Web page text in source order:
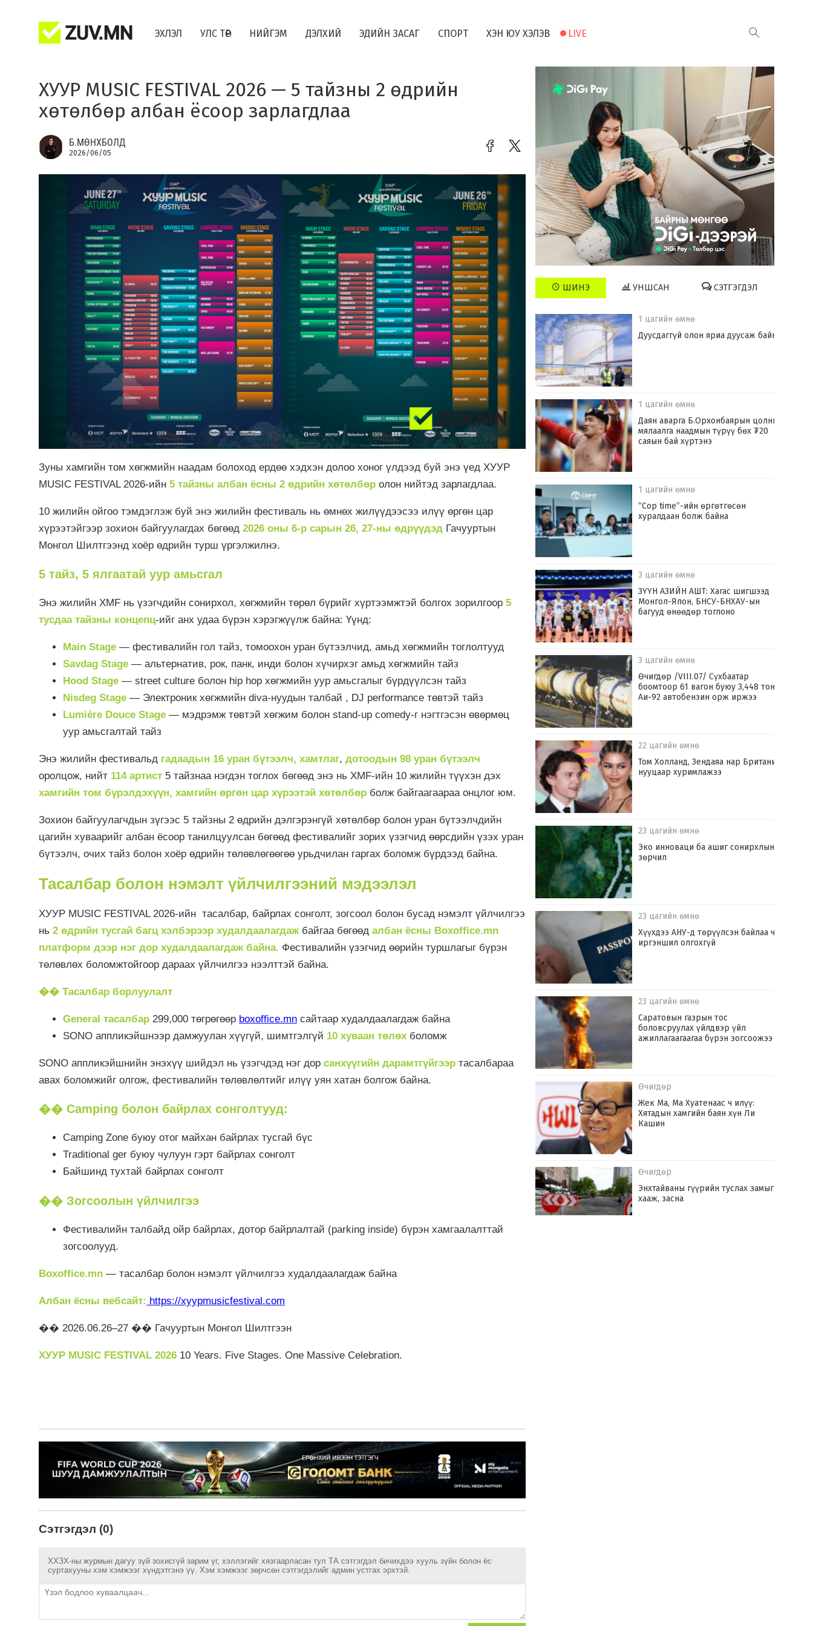
ЭХЛЭЛ УЛС ТӨР НИЙГЭМ ДЭЛХИЙ ЭДИЙН ЗАСАГ СПОРТ ХЭН ЮУ ХЭЛЭВ LIVE
ХУУР MUSIC FESTIVAL 2026 — 5 тайзны 2 өдрийн
хөтөлбөр албан ёсоор зарлагдлаа
Б.МӨНХБОЛД
2026/06/05
Зуны хамгийн том хөгжмийн наадам болоход ердөө хэдхэн долоо хоног үлдээд буй энэ үед ХУУР
MUSIC FESTIVAL 2026-ийн 5 тайзны албан ёсны 2 өдрийн хөтөлбөр олон нийтэд зарлагдлаа.
10 жилийн ойгоо тэмдэглэж буй энэ жилийн фестиваль нь өмнөх жилүүдээсээ илүү өргөн цар
хүрээтэйгээр зохион байгуулагдах бөгөөд 2026 оны 6-р сарын 26, 27-ны өдрүүдэд Гачууртын
Монгол Шилтгээнд хоёр өдрийн турш үргэлжилнэ.
5 тайз, 5 ялгаатай уур амьсгал
Энэ жилийн XMF нь үзэгчдийн сонирхол, хөгжмийн төрөл бүрийг хүртээмжтэй болгох зорилгоор 5
тусдаа тайзны концепц-ийг анх удаа бүрэн хэрэгжүүлж байна: Үүнд:
Main Stage — фестивалийн гол тайз, томоохон уран бүтээлчид, амьд хөгжмийн тоглолтууд
Savdag Stage — альтернатив, рок, панк, инди болон хүчирхэг амьд хөгжмийн тайз
Hood Stage — street culture болон hip hop хөгжмийн уур амьсгалыг бүрдүүлсэн тайз
Nisdeg Stage — Электроник хөгжмийн diva-нуудын талбай , DJ performance төвтэй тайз
Lumière Douce Stage — мэдрэмж төвтэй хөгжим болон stand-up comedy-г нэгтгэсэн өвөрмөц
уур амьсгалтай тайз
Энэ жилийн фестивальд гадаадын 16 уран бүтээлч, хамтлаг, дотоодын 98 уран бүтээлч
оролцож, нийт 114 артист 5 тайзнаа нэгдэн тоглох бөгөөд энэ нь XMF-ийн 10 жилийн түүхэн дэх
хамгийн том бүрэлдэхүүн, хамгийн өргөн цар хүрээтэй хөтөлбөр болж байгаагаараа онцлог юм.
Зохион байгуулагчдын зүгээс 5 тайзны 2 өдрийн дэлгэрэнгүй хөтөлбөр болон уран бүтээлчдийн
цагийн хуваарийг албан ёсоор танилцуулсан бөгөөд фестивалийг зорих үзэгчид өөрсдийн үзэх уран
бүтээлч, очих тайз болон хоёр өдрийн төлөвлөгөөгөө урьдчилан гаргах боломж бүрдээд байна.
Тасалбар болон нэмэлт үйлчилгээний мэдээлэл
ХУУР MUSIC FESTIVAL 2026-ийн тасалбар, байрлах сонголт, зогсоол болон бусад нэмэлт үйлчилгээ
нь 2 өдрийн тусгай багц хэлбэрээр худалдаалагдаж байгаа бөгөөд албан ёсны Boxoffice.mn
платформ дээр нэг дор худалдаалагдаж байна. Фестивалийн үзэгчид өөрийн туршлагыг бүрэн
төлөвлөх боломжтойгоор дараах үйлчилгээ нээлттэй байна.
��️ Тасалбар борлуулалт
General тасалбар 299,000 төгрөгөөр boxoffice.mn сайтаар худалдаалагдаж байна
SONO аппликэйшнээр дамжуулан хүүгүй, шимтгэлгүй 10 хуваан төлөх боломж
SONO аппликэйшнийн энэхүү шийдэл нь үзэгчдэд нэг дор санхүүгийн дарамтгүйгээр тасалбараа
авах боломжийг олгож, фестивалийн төлөвлөлтийг илүү уян хатан болгож байна.
��️ Camping болон байрлах сонголтууд:
Camping Zone буюу отог майхан байрлах тусгай бүс
Traditional ger буюу чулуун гэрт байрлах сонголт
Байшинд тухтай байрлах сонголт
�� Зогсоолын үйлчилгээ
Фестивалийн талбайд ойр байрлах, дотор байрлалтай (parking inside) бүрэн хамгаалалттай
зогсоолууд.
Boxoffice.mn — тасалбар болон нэмэлт үйлчилгээ худалдаалагдаж байна
Албан ёсны вебсайт: https://xyypmusicfestival.com
�� 2026.06.26–27 �� Гачууртын Монгол Шилтгээн
ХУУР MUSIC FESTIVAL 2026 10 Years. Five Stages. One Massive Celebration.
Сэтгэгдэл (0)
ХХЗХ-ны журмын дагуу зүй зохисгүй зарим үг, хэллэгийг хязгаарласан тул ТА сэтгэгдэл бичихдээ хууль зүйн болон ёс
суртахууны хэм хэмжээг хүндэтгэнэ үү. Хэм хэмжээг зөрчсөн сэтгэгдэлийг админ устгах эрхтэй.
ШИНЭ УНШСАН СЭТГЭГДЭЛ
1 цагийн өмнө
Дуусдаггүй олон яриа дуусаж байна
1 цагийн өмнө
Даян аварга Б.Орхонбаярын цолны
мялаалга наадмын түрүү бөх ₮20
саяын бай хүртэнэ
1 цагийн өмнө
“Cop time”-ийн өргөтгөсөн
хуралдаан болж байна
3 цагийн өмнө
ЗҮҮН АЗИЙН АШТ: Хагас шигшээд
Монгол-Япон, БНСУ-БНХАУ-ын
багууд өнөөдөр тоглоно
3 цагийн өмнө
Өчигдөр /VIII.07/ Сүхбаатар
боомтоор 61 вагон буюу 3,448 тонн
Аи-92 автобензин орж иржээ
22 цагийн өмнө
Том Холланд, Зендаяа нар Британид
нууцаар хуримлажээ
23 цагийн өмнө
Эко инноваци ба ашиг сонирхлын
зөрчил
23 цагийн өмнө
Хүүхдээ АНУ-д төрүүлсэн байлаа ч
иргэншил олгохгүй
23 цагийн өмнө
Саратовын газрын тос
боловсруулах үйлдвэр үйл
ажиллагаагаагаа бүрэн зогсоожээ
Өчигдөр
Жек Ма, Ма Хуатенаас ч илүү:
Хятадын хамгийн баян хүн Ли
Кашин
Өчигдөр
Энхтайваны гүүрийн туслах замыг
хааж, засна